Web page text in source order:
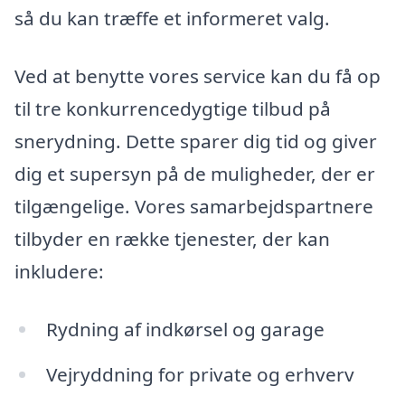
så du kan træffe et informeret valg.
Ved at benytte vores service kan du få op
til tre konkurrencedygtige tilbud på
snerydning. Dette sparer dig tid og giver
dig et supersyn på de muligheder, der er
tilgængelige. Vores samarbejdspartnere
tilbyder en række tjenester, der kan
inkludere:
Rydning af indkørsel og garage
Vejryddning for private og erhverv